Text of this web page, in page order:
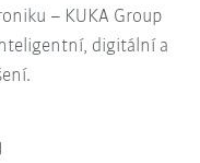
– KUKA Group
digitální a